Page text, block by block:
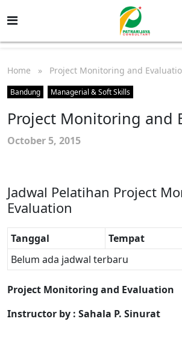
Home » Project Monitoring and
Bandung Managerial & Soft Skills
Project Monitoring and
October 5, 2015
Jadwal Pelatihan Project
Evaluation
Tanggal Tempat
Belum ada jadwal terbaru
Project Monitoring and Evaluation
Instructor by : Sahala P. Sinurat